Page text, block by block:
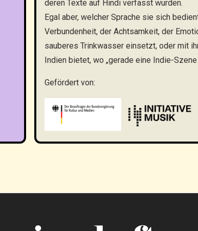
deren Texte auf Hindi verfasst wurden.
Egal aber, welcher Sprache sie sich
Verbundenheit, der Achtsamkeit, der
sauberes Trinkwasser einsetzt, oder mit
Indien bietet, wo „gerade eine Indie-
Gefördert von: